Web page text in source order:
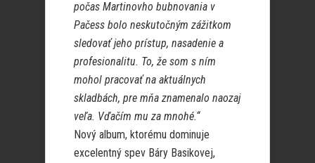
počas Martinovho bubnovania v
Pačess bolo neskutočným zážitkom
sledovať jeho prístup, nasadenie a
profesionalitu. To, že som s ním
mohol pracovať na aktuálnych
skladbách, pre mňa znamenalo naozaj
veľa. Vďačím mu za mnohé.“
Nový album, ktorému dominuje
excelentný spev Báry Basikovej,